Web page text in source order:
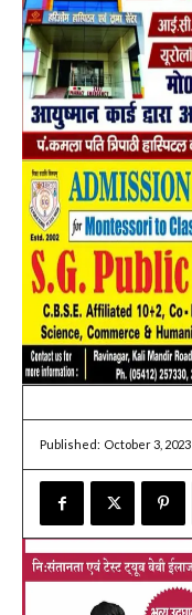
Published: October 3, 2023